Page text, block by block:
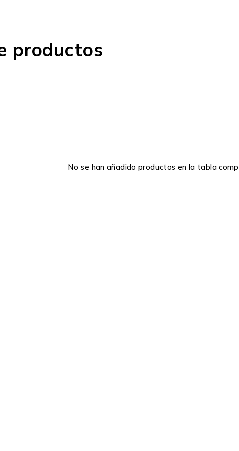
productos
No se han añadido productos en la tabla